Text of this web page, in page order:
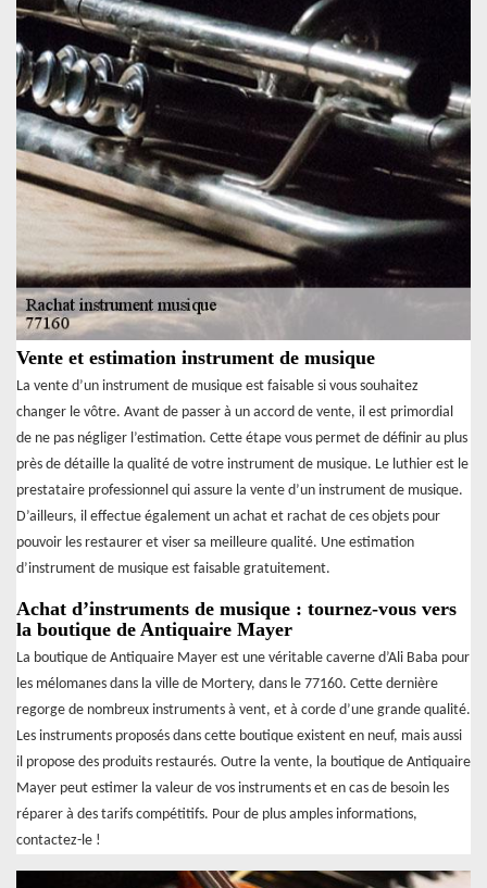
Vente et estimation instrument de musique
La vente d’un instrument de musique est faisable si vous souhaitez
changer le vôtre. Avant de passer à un accord de vente, il est primordial
de ne pas négliger l’estimation. Cette étape vous permet de définir au plus
près de détaille la qualité de votre instrument de musique. Le luthier est le
prestataire professionnel qui assure la vente d’un instrument de musique.
D’ailleurs, il effectue également un achat et rachat de ces objets pour
pouvoir les restaurer et viser sa meilleure qualité. Une estimation
d’instrument de musique est faisable gratuitement.
Achat d’instruments de musique : tournez-vous vers
la boutique de Antiquaire Mayer
La boutique de Antiquaire Mayer est une véritable caverne d’Ali Baba pour
les mélomanes dans la ville de Mortery, dans le 77160. Cette dernière
regorge de nombreux instruments à vent, et à corde d’une grande qualité.
Les instruments proposés dans cette boutique existent en neuf, mais aussi
il propose des produits restaurés. Outre la vente, la boutique de Antiquaire
Mayer peut estimer la valeur de vos instruments et en cas de besoin les
réparer à des tarifs compétitifs. Pour de plus amples informations,
contactez-le !